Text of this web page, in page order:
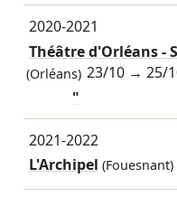
2020-2021
Théâtre d'Orléans -
(Orléans) 23/10 →25/
"
2021-2022
L'Archipel (Fouesnant)